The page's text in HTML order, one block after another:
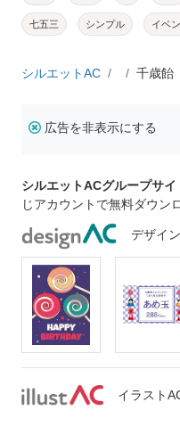
七五三 シンプル イベ
シルエットAC 千歳飴
広告を非表示にする
シルエットACグループサ
じアカウントで無料ダウン
デザイ
イラスト